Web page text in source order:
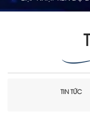
TIN TỨC